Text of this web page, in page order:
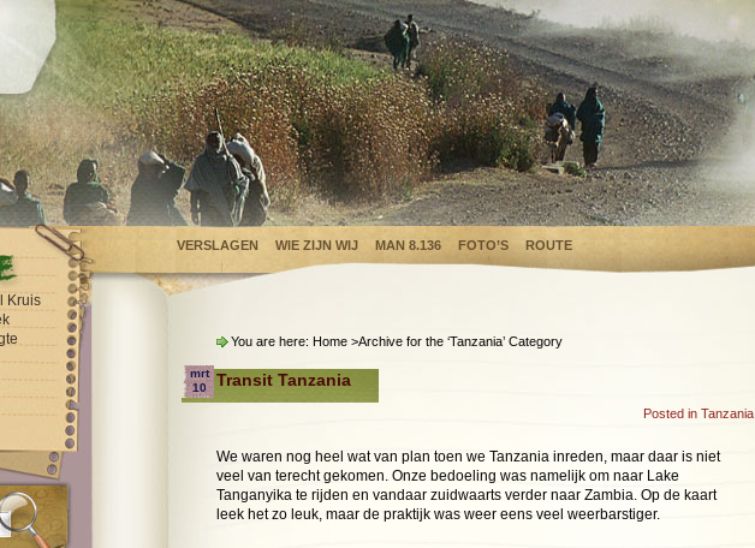
VERSLAGEN WIE ZIJN WIJ MAN 8.136 FOTO’S ROUTE
Kruis
You are here: Home >Archive for the ‘Tanzania’ Category
Transit Tanzania
Posted in Tanzania
mrt
10
We waren nog heel wat van plan toen we Tanzania inreden, maar daar is niet
veel van terecht gekomen. Onze bedoeling was namelijk om naar Lake
Tanganyika te rijden en vandaar zuidwaarts verder naar Zambia. Op de kaart
leek het zo leuk, maar de praktijk was weer eens veel weerbarstiger.